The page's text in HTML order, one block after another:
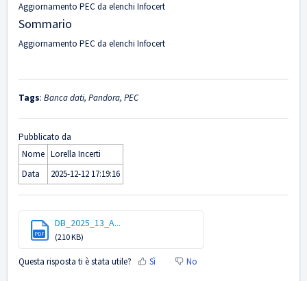
Aggiornamento PEC da elenchi Infocert
Sommario
Aggiornamento PEC da elenchi Infocert
Tags: Banca dati, Pandora, PEC
Pubblicato da
Nome Lorella Incerti
Data
2025-12-12 17:19:16
PDF
DB_2025_13_A...
(210 KB)
Questa risposta ti è stata utile? Sì No